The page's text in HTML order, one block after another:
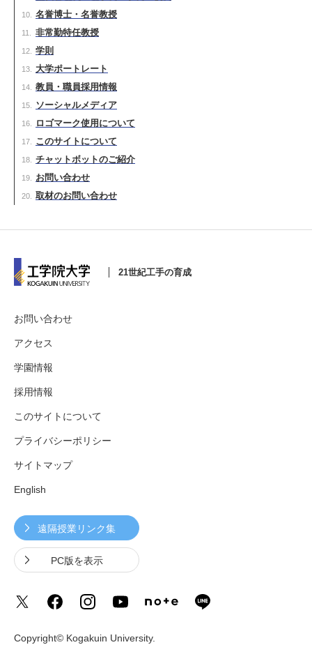
名誉博士・名誉教授
非常勤特任教授
学則
大学ポートレート
教員・職員採用情報
ソーシャルメディア
ロゴマーク使用について
このサイトについて
チャットボットのご紹介
お問い合わせ
取材のお問い合わせ
21世紀工手の育成
お問い合わせ
アクセス
学園情報
採用情報
このサイトについて
プライバシーポリシー
サイトマップ
English
遠隔授業リンク集
PC版を表示
Copyright© Kogakuin University.